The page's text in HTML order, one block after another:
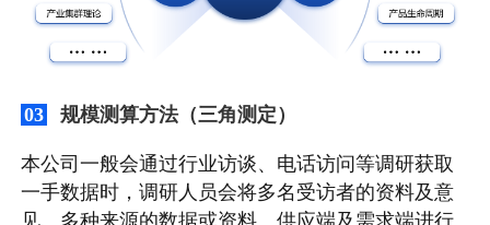
03 规模测算方法（三角测定）
本公司一般会通过行业访谈、电话访问等调研获取
一手数据时，调研人员会将多名受访者的资料及意